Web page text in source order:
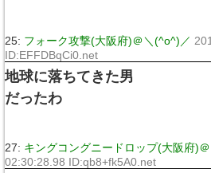
25: フォーク攻撃(大阪府)＠＼(^o^)／
ID:EFFDBqCi0.net
地球に落ちてきた男
だったわ
27: キングコングニードロップ(大阪府)
02:30:28.98 ID:qb8+fk5A0.net